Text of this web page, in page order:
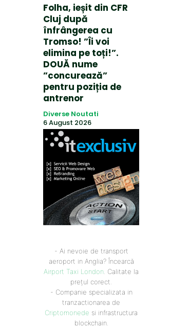
Folha, ieșit din CFR
Cluj după
înfrângerea cu
Tromso! ”Îi voi
elimina pe toți!”.
DOUĂ nume
”concurează”
pentru poziția de
antrenor
Diverse Noutati
6 August 2026
- Ai nevoie de transport
aeroport in Anglia? Încearcă
Airport Taxi London. Calitate la
prețul corect.
- Companie specializata in
tranzactionarea de
Criptomonede si infrastructura
blockchain.